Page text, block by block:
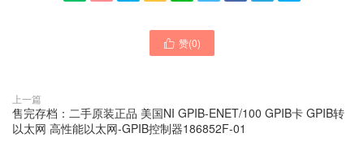
 赞(0)
上一篇
售完存档：二手原装正品 美国NI GPIB-ENET/100 GPIB卡 GPIB转
以太网 高性能以太网-GPIB控制器186852F-01